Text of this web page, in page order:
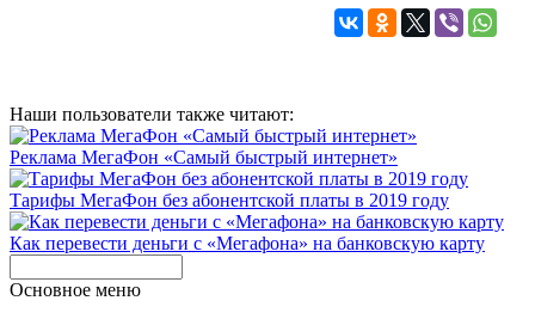
Наши пользователи также читают:
Реклама МегаФон «Самый быстрый интернет»
Тарифы МегаФон без абонентской платы в 2019 году
Как перевести деньги с «Мегафона» на банковскую карту
Основное меню